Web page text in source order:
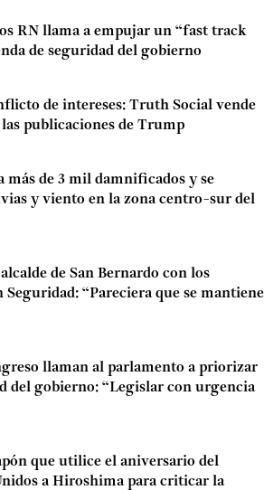
RN llama a empujar un “fast track
de seguridad del gobierno
de intereses: Truth Social vende
publicaciones de Trump
más de 3 mil damnificados y se
y viento en la zona centro-sur del
de San Bernardo con los
Seguridad: “Pareciera que se mantiene
llaman al parlamento a priorizar
del gobierno: “Legislar con urgencia
que utilice el aniversario del
a Hiroshima para criticar la